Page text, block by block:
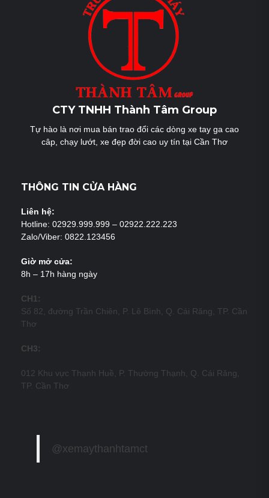
CTY TNHH Thành Tâm Group
Tự hào là nơi mua bán trao đổi các dòng xe tay ga cao
câp, chạy lướt, xe đẹp đời cao uy tín tại Cần Thơ
THÔNG TIN CỬA HÀNG
Liên hệ:
Hotline: 02929.999.999 – 02922.222.223
Zalo/Viber: 0822.123456
Giờ mở cửa:
8h – 17h hàng ngày
CH1:
Số 82, đường Trần Chiên, P. Lê Bình, Q. Cái Răng, TP. Cần
Thơ
CH3:
012 Khu vực Thạnh Huề, P. Thường Thạnh, Q. Cái Răng,
TP. Cần Thơ
@xemaythanhtamct